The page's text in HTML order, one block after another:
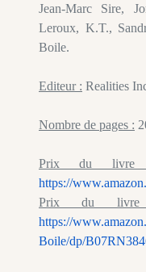
Jean-Marc Sire,
Leroux, K.T.,
Boile.
Editeur : Realities
Nombre de pages :
Prix du livre
https://
Prix du
https://
Boile/dp/